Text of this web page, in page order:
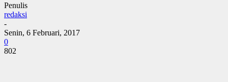
Penulis
redaksi
-
Senin, 6 Februari, 2017
0
802